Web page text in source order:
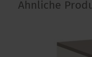
Ähnliche